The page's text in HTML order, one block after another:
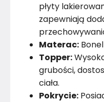
płyty
zapewniają
Materac:
Topper:
grubości,
ciała.
Pokrycie: